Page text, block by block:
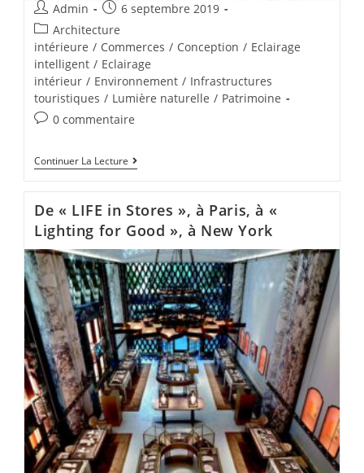
Admin
6 septembre 2019
Architecture
intérieure / Commerces / Conception / Eclairage
intelligent / Eclairage
intérieur / Environnement / Infrastructures
touristiques / Lumière naturelle / Patrimoine
0 commentaire
Continuer La Lecture
De « LIFE in Stores », à Paris, à «
Lighting for Good », à New York